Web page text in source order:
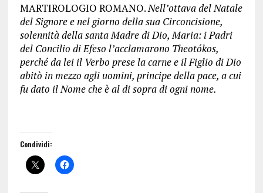
MARTIROLOGIO ROMANO.Nell’ottava del Natale
del Signore e nel giorno della sua Circoncisione,
solennità della santa Madre di Dio, Maria: i Padri
del Concilio di Efeso l’acclamarono Theotókos,
perché da lei il Verbo prese la carne e il Figlio di Dio
abitò in mezzo agli uomini, principe della pace, a cui
fu dato il Nome che è al di sopra di ogni nome.
Condividi: